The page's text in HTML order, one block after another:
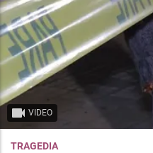
VIDEO
TRAGEDIA